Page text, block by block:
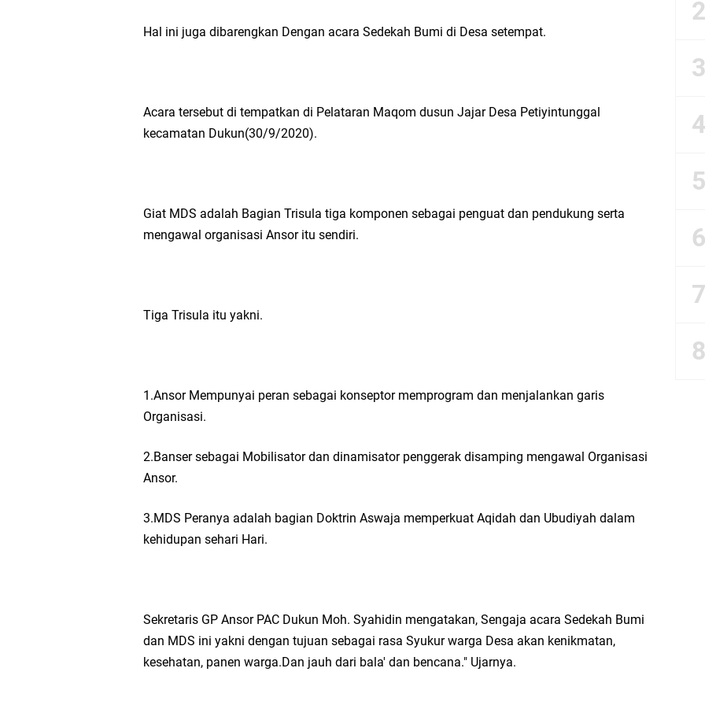
Ketua DPD Golkar Gresik Wongso Negoro Sambut Tahun Baru Islam 1448 H dengan Doa Kedamaian
PDUF MUI Jatim Gelar Doa Awal Tahun Hijriah, Teguhkan Optimisme Menuju Indonesia Emas 2045
Hari Jadi Pertama PHIGMA: Advokat dan LBH Perkuat Soliditas di Jakarta
Zakat Produktif Dorong Kemandirian UMKM, LAZISNU Kedamean Bantu Kembangkan Warung Bu
Gresik
Ponpes Himmatul Khoiriyah Gelar Penyembelihan Hewan Qurban dari Keluarga Besar dr. Titin Ekowati
Hal ini juga dibarengkan Dengan acara Sedekah Bumi di Desa setempat.
Acara tersebut di tempatkan di Pelataran Maqom dusun Jajar Desa Petiyintunggal
kecamatan Dukun(30/9/2020).
Giat MDS adalah Bagian Trisula tiga komponen sebagai penguat dan pendukung serta
mengawal organisasi Ansor itu sendiri.
Tiga Trisula itu yakni.
1.Ansor Mempunyai peran sebagai konseptor memprogram dan menjalankan garis
Organisasi.
2.Banser sebagai Mobilisator dan dinamisator penggerak disamping mengawal Organisasi
Ansor.
3.MDS Peranya adalah bagian Doktrin Aswaja memperkuat Aqidah dan Ubudiyah dalam
kehidupan sehari Hari.
Sekretaris GP Ansor PAC Dukun Moh. Syahidin mengatakan, Sengaja acara Sedekah Bumi
dan MDS ini yakni dengan tujuan sebagai rasa Syukur warga Desa akan kenikmatan,
kesehatan, panen warga.Dan jauh dari bala' dan bencana." Ujarnya.